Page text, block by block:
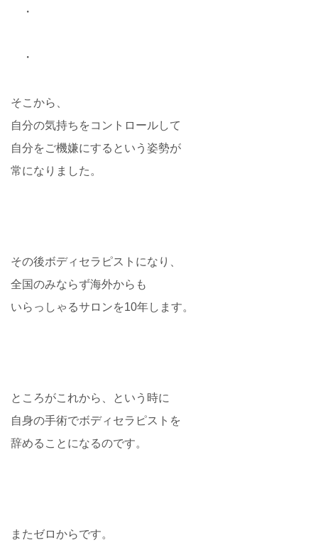
・
・
そこから、
自分の気持ちをコントロールして
自分をご機嫌にするという姿勢が
常になりました。
その後ボディセラピストになり、
全国のみならず海外からも
いらっしゃるサロンを10年します。
ところがこれから、という時に
自身の手術でボディセラピストを
辞めることになるのです。
またゼロからです。